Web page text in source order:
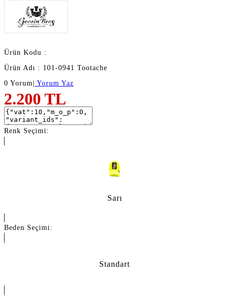
Ürün Kodu :
Ürün Adı : 101-0941 Tootache
0 Yorum | Yorum Yaz
2.200 TL
Renk Seçimi:
Sarı
Beden Seçimi:
Standart